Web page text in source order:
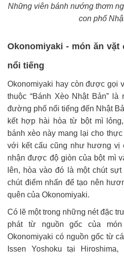
Những viên bánh nướng thơm
con phố
Okonomiyaki - món ăn
nổi tiếng
Okonomiyaki hay còn được gọi
thuộc “Bánh Xèo Nhật Bản” là
đường phố nổi tiếng đến Nhật
kết hợp hài hòa từ bột mì
bánh xèo này mang lại cho
với kết cấu cũng như hương vị
nhận được độ giòn của bột mì
lên, hòa vào đó là một chút
chút điểm nhấn để tạo nên
quên của Okonomiyaki.
Có lẽ một trong những nét đặc
phát từ nguồn gốc của
Okonomiyaki có nguồn gốc từ
Issen Yoshoku tại